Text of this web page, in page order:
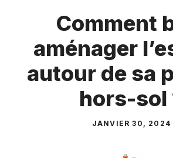
Comment
aménager
autour de sa
hors-sol
JANVIER 30, 2024